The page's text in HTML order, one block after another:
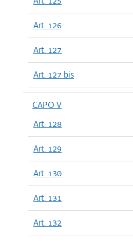
Art. 126
Art. 127
Art. 127 bis
CAPO V
Art. 128
Art. 129
Art. 130
Art. 131
Art. 132